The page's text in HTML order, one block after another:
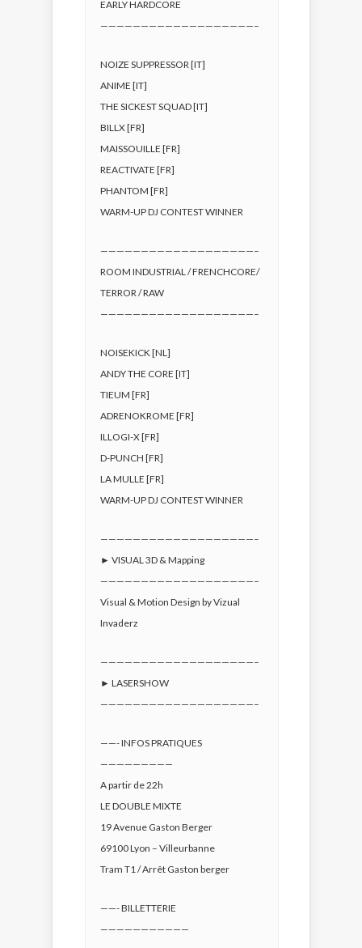
EARLY HARDCORE
———————————————————–
NOIZE SUPPRESSOR [IT]
ANIME [IT]
THE SICKEST SQUAD [IT]
BILLX [FR]
MAISSOUILLE [FR]
REACTIVATE [FR]
PHANTOM [FR]
WARM-UP DJ CONTEST WINNER
———————————————————–
ROOM INDUSTRIAL / FRENCHCORE/
TERROR / RAW
———————————————————–
NOISEKICK [NL]
ANDY THE CORE [IT]
TIEUM [FR]
ADRENOKROME [FR]
ILLOGI-X [FR]
D-PUNCH [FR]
LA MULLE [FR]
WARM-UP DJ CONTEST WINNER
———————————————————–
► VISUAL 3D & Mapping
———————————————————–
Visual & Motion Design by Vizual
Invaderz
———————————————————–
► LASERSHOW
———————————————————–
——- INFOS PRATIQUES
—————————
A partir de 22h
LE DOUBLE MIXTE
19 Avenue Gaston Berger
69100 Lyon – Villeurbanne
Tram T1 / Arrêt Gaston berger
——- BILLETTERIE
———————————